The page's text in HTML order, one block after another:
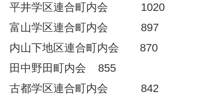
平井学区連合町内会 1020
富山学区連合町内会 897
内山下地区連合町内会 870
田中野田町内会 855
古都学区連合町内会 842